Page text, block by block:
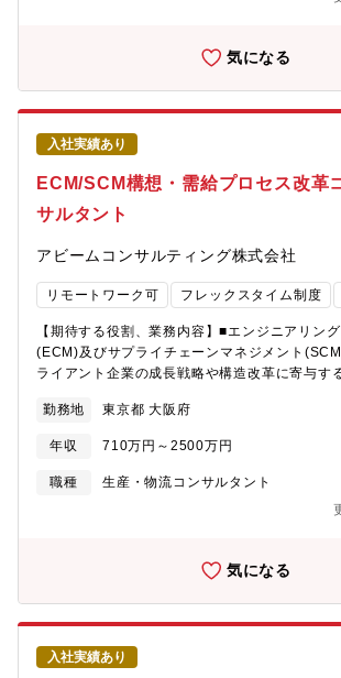
変革実行支援、運用まで一気通貫で支援ができ
す。DS部としては、重要な案件においてクライ
ルの構築など、ビジネスディベロッパー/ファイ
ストとして現場への提案作成支援を行っており
らの重要案件では、アクセンチュアに与える影
外の拠点のメンバーとの連携も豊富にございま
Japan・APACをはじめとした国内外のアクセン
メンバーが経営判断を下すための意思決定判断
いただきます。【業務内容】・案件スキームの
スフォーメーション案件、子会社カーブアウト
ーシップモデル、ジョイントベンチャー設立な
し、案件の最適なプライシングの支援。・契
契約書の作成をサポートし、プライシングを担
得支援 アクセンチュアの新規案件獲得に向け
中途入社比率：中途入社者42％、新卒採用者21
37％【求人の魅力】■アクセンチュアのクライ
わたっており、様々な業界の案件をサポートす
す。一般的な事業会社とは違い、自社とクライ
ネスを作る/根拠となる数字を作ることができる
■DS部は、アクセンチュアグローバルに紐づい
国籍な環境となっております。国内の案件に限
ル・ストラクチャリング（DS）部門では、アク
などを行い、アクセンチュアの経営陣に案件実
気になる
入社実績あり
ECM/SCM構想・需給プロセス改革
サルタント
アビームコンサルティング株式会社
リモートワーク可 フレックスタイム制度
【期待する役割、業務内容】■エンジニアリン
(ECM)及びサプライチェーンマネジメント
ライアント企業の成長戦略や構造改革に寄与す
需給業務の標準化/計画精度向上/組織改革を通
AI予測モデル構築などにより、サプライチェー
支援【プロジェクト例】■エンジニアリングマ
びサプライチェーンマネジメント(SCM)全体改
現支援・建機メーカー：サプライチェーン業務
ジタル化とECM/SCM横断でのライフサイクル
の実現支援・玩具メーカー：BtoB取引戦略の企
援■需給プロセス改革・電子部品メーカー：グ
需給管理基盤構築による業務効率化支援・食品
ール導入を伴う需給業務標準化と在庫削減支援
本社需給管理組織の立ち上げとグローバル需給
勤務地 東京都 大阪府
年収 710万円～2500万円
職種
生産・物流コンサルタント
気になる
入社実績あり